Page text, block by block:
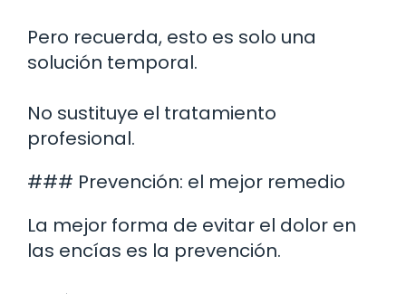
Pero recuerda, esto es solo una
solución temporal.
No sustituye el tratamiento
profesional.
### Prevención: el mejor remedio
La mejor forma de evitar el dolor en
las encías es la prevención.